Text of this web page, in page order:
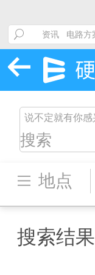
搜索
地点
搜索结果